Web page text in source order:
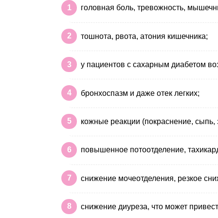
головная боль, тревожность,
тошнота, рвота, атония кишечника;
у пациентов с сахарным диабетом
бронхоспазм и даже отек легких;
кожные реакции (покраснение, сыпь,
повышенное потоотделение,
снижение мочеотделения, резкое
снижение диуреза, что может